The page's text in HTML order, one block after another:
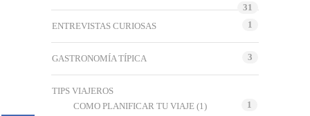
31
ENTREVISTAS CURIOSAS
1
GASTRONOMÍA TÍPICA 3
TIPS VIAJEROS
COMO PLANIFICAR TU VIAJE (1) 1